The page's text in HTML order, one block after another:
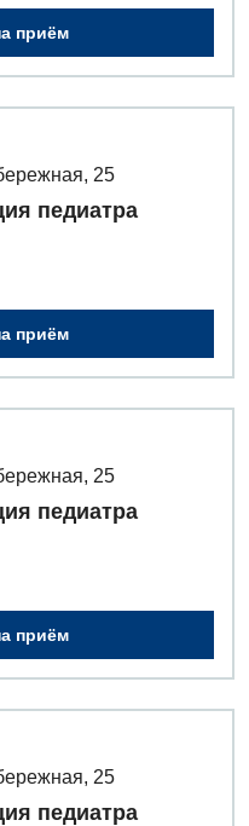
приём
25
педиатра
приём
25
педиатра
приём
25
педиатра